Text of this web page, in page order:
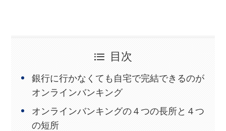
目次
銀行に行かなくても自宅で完結できるのが
オンラインバンキング
オンラインバンキングの４つの長所と４つ
の短所